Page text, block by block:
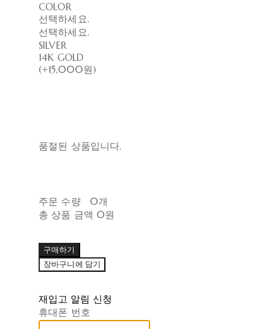
COLOR
선택하세요.
선택하세요.
SILVER
14K GOLD
(+15,000원)
품절된 상품입니다.
주문 수량
0개
총 상품 금액 0원
구매하기
장바구니에 담기
재입고 알림 신청
휴대폰 번호